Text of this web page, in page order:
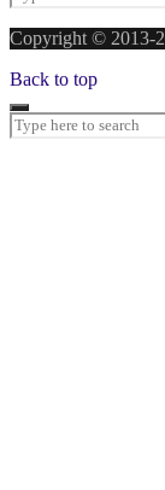
Copyright © 2013-
Back to top